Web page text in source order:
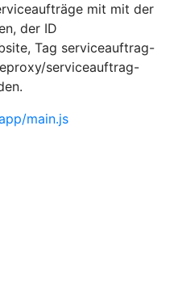
mit mit der
der ID
Tag serviceauftrag-
serviceauftrag-
main.js